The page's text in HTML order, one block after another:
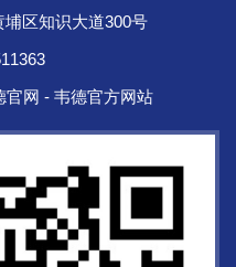
埔区知识大道300号
官网 - 韦德官方网站